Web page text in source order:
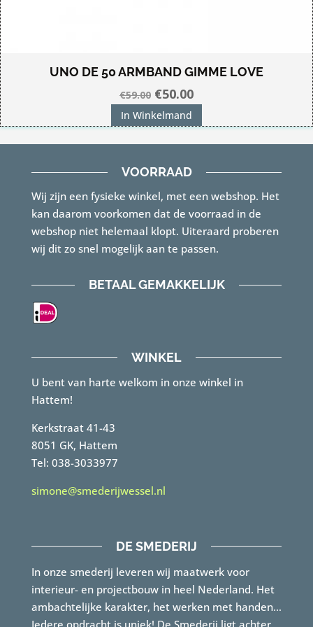
UNO DE 50 ARMBAND GIMME LOVE
€59.00 Oorspronkelijke
prijs
was:
€59.00.
€50.00Huidige
is:
€50.00.
In Winkelmand
VOORRAAD
Wij zijn een fysieke winkel, met een webshop. Het
kan daarom voorkomen dat de voorraad in de
webshop niet helemaal klopt. Uiteraard proberen
wij dit zo snel mogelijk aan te passen.
BETAAL GEMAKKELIJK
WINKEL
U bent van harte welkom in onze winkel in
Hattem!
Kerkstraat 41-43
8051 GK, Hattem
Tel: 038-3033977
simone@smederijwessel.nl
DE SMEDERIJ
In onze smederij leveren wij maatwerk voor
interieur- en projectbouw in heel Nederland. Het
ambachtelijke karakter, het werken met handen…
Iedere opdracht is uniek! De Smederij ligt achter